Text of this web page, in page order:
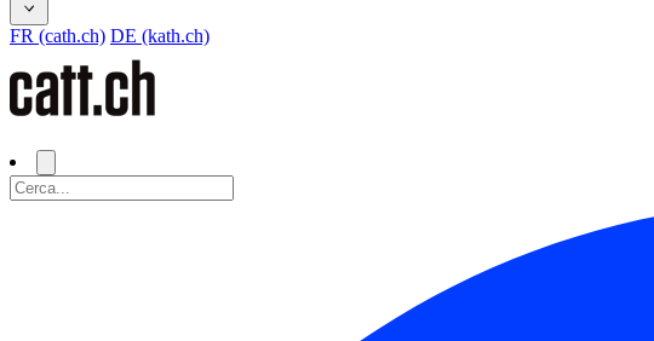
FR (cath.ch) DE (kath.ch)